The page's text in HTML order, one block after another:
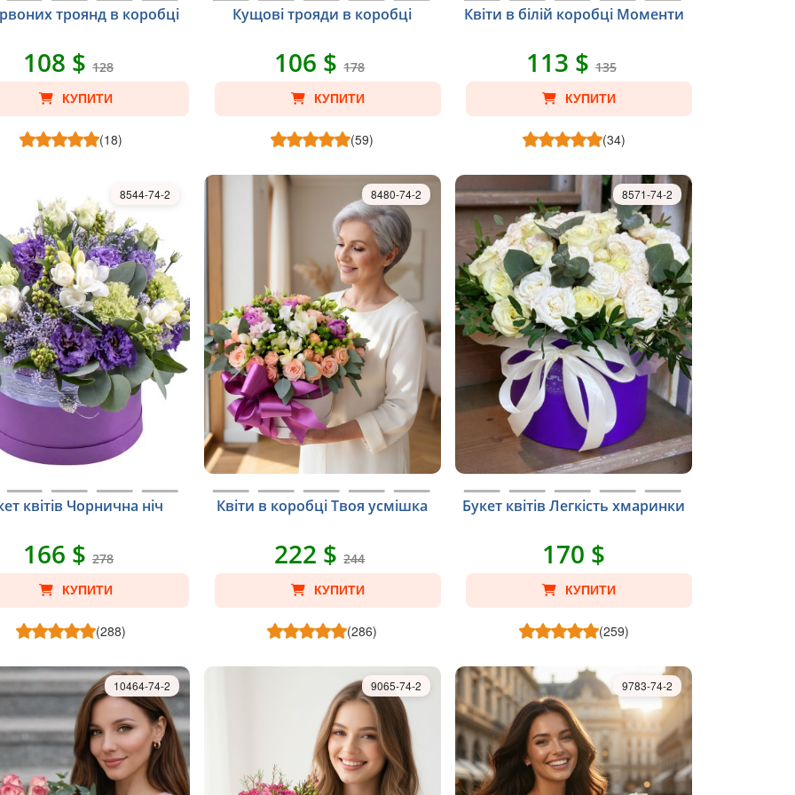
троянд в коробці
108 $128
КУПИТИ
(18)
Кущові трояди в коробці
106 $178
КУПИТИ
(59)
Квіти в білій коробці Моменти
113 $135
КУПИТИ
(34)
квітів Чорнична ніч
8544-74-2
166 $278
КУПИТИ
(288)
Квіти в коробці Твоя усмішка
8480-74-2
222 $244
КУПИТИ
(286)
Букет квітів Легкість хмаринки
8571-74-2
170 $
КУПИТИ
(259)
10464-74-2 9065-74-2 9783-74-2